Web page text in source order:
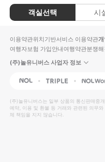
객실선택 시
이용약관위치기반서비스 이용약관
여행자보험 가입안내여행약관분쟁
(주)놀유니버스 사업자 정보
NOL Triple Interpark
(주)놀유니버스는 일부 상품의 통신판매중
예약, 이용 및 환불 등 거래와 관련된 의무
체 책임을 지지 않습니다.